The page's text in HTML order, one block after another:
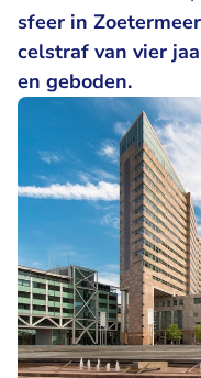
sfeer in
celstraf van vier
en geboden.